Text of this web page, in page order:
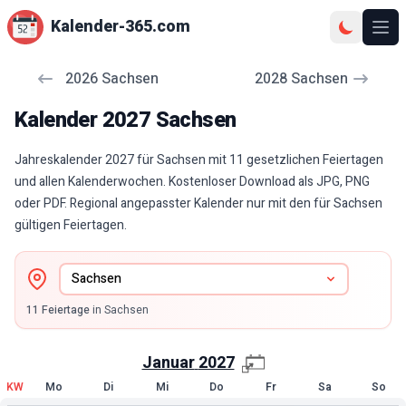
Kalender-365.com
2026 Sachsen 2028 Sachsen
Kalender2027 Sachsen
Jahreskalender 2027 für Sachsen mit 11 gesetzlichen Feiertagen
und allen Kalenderwochen. Kostenloser Download als JPG, PNG
oder PDF. Regional angepasster Kalender nur mit den für Sachsen
gültigen Feiertagen.
11 Feiertagein Sachsen
Januar2027
KW Mo Di Mi Do Fr Sa So